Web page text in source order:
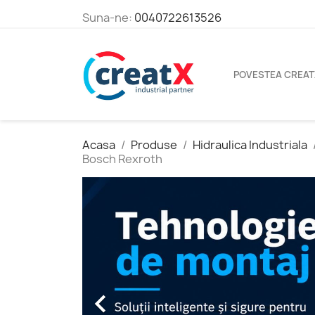
Suna-ne: 0040722613526
POVESTEA
Acasa Produse
Hidraulica Industriala
Bosch Rexroth
